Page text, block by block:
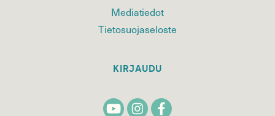
Mediatiedot
Tietosuojaseloste
KIRJAUDU